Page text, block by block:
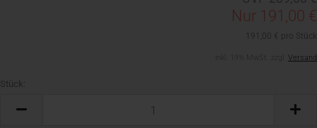
Nur 191,00 €
Versand
Stück: